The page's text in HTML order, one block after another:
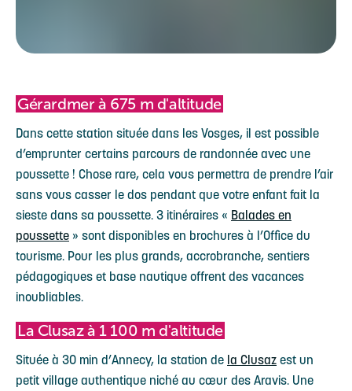
Gérardmer à 675 m d'altitude
Dans cette station située dans les Vosges, il est possible
d’emprunter certains parcours de randonnée avec une
poussette ! Chose rare, cela vous permettra de prendre l’air
sans vous casser le dos pendant que votre enfant fait la
sieste dans sa poussette. 3 itinéraires « Balades en
poussette » sont disponibles en brochures à l’Office du
tourisme. Pour les plus grands, accrobranche, sentiers
pédagogiques et base nautique offrent des vacances
inoubliables.
La Clusaz à 1 100 m d'altitude
Située à 30 min d’Annecy, la station de la Clusaz est un
petit village authentique niché au cœur des Aravis. Une